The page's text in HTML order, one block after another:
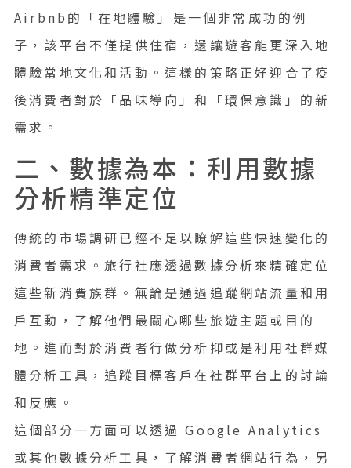
Airbnb的「在地體驗」是一個非常成功的例
子，該平台不僅提供住宿，還讓遊客能更深入地
體驗當地文化和活動。這樣的策略正好迎合了疫
後消費者對於「品味導向」和「環保意識」的新
需求。
二、數據為本：利用數據
分析精準定位
傳統的市場調研已經不足以瞭解這些快速變化的
消費者需求。旅行社應透過數據分析來精確定位
這些新消費族群。無論是通過追蹤網站流量和用
戶互動，了解他們最關心哪些旅遊主題或目的
地。進而對於消費者行做分析抑或是利用社群媒
體分析工具，追蹤目標客戶在社群平台上的討論
和反應。
這個部分一方面可以透過 Google Analytics
或其他數據分析工具，了解消費者網站行為，另